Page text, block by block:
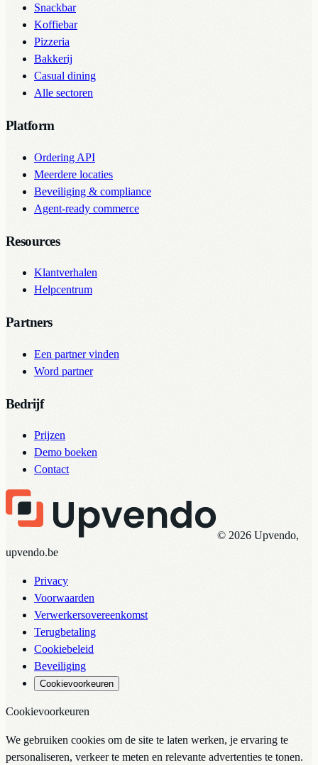
Snackbar
Koffiebar
Pizzeria
Bakkerij
Casual dining
Alle sectoren
Platform
Ordering API
Meerdere locaties
Beveiliging & compliance
Agent-ready commerce
Resources
Klantverhalen
Helpcentrum
Partners
Een partner vinden
Word partner
Bedrijf
Prijzen
Demo boeken
Contact
© 2026 Upvendo,
upvendo.be
Privacy
Voorwaarden
Verwerkersovereenkomst
Terugbetaling
Cookiebeleid
Beveiliging
Cookievoorkeuren
Cookievoorkeuren
We gebruiken cookies om de site te laten werken, je ervaring te
personaliseren, verkeer te meten en relevante advertenties te tonen.